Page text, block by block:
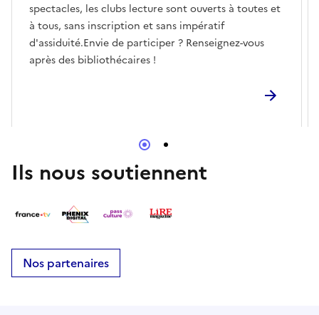
spectacles, les clubs lecture sont ouverts à toutes et
à tous, sans inscription et sans impératif
d'assiduité.Envie de participer ? Renseignez-vous
après des bibliothécaires !
Ils nous soutiennent
Nos partenaires